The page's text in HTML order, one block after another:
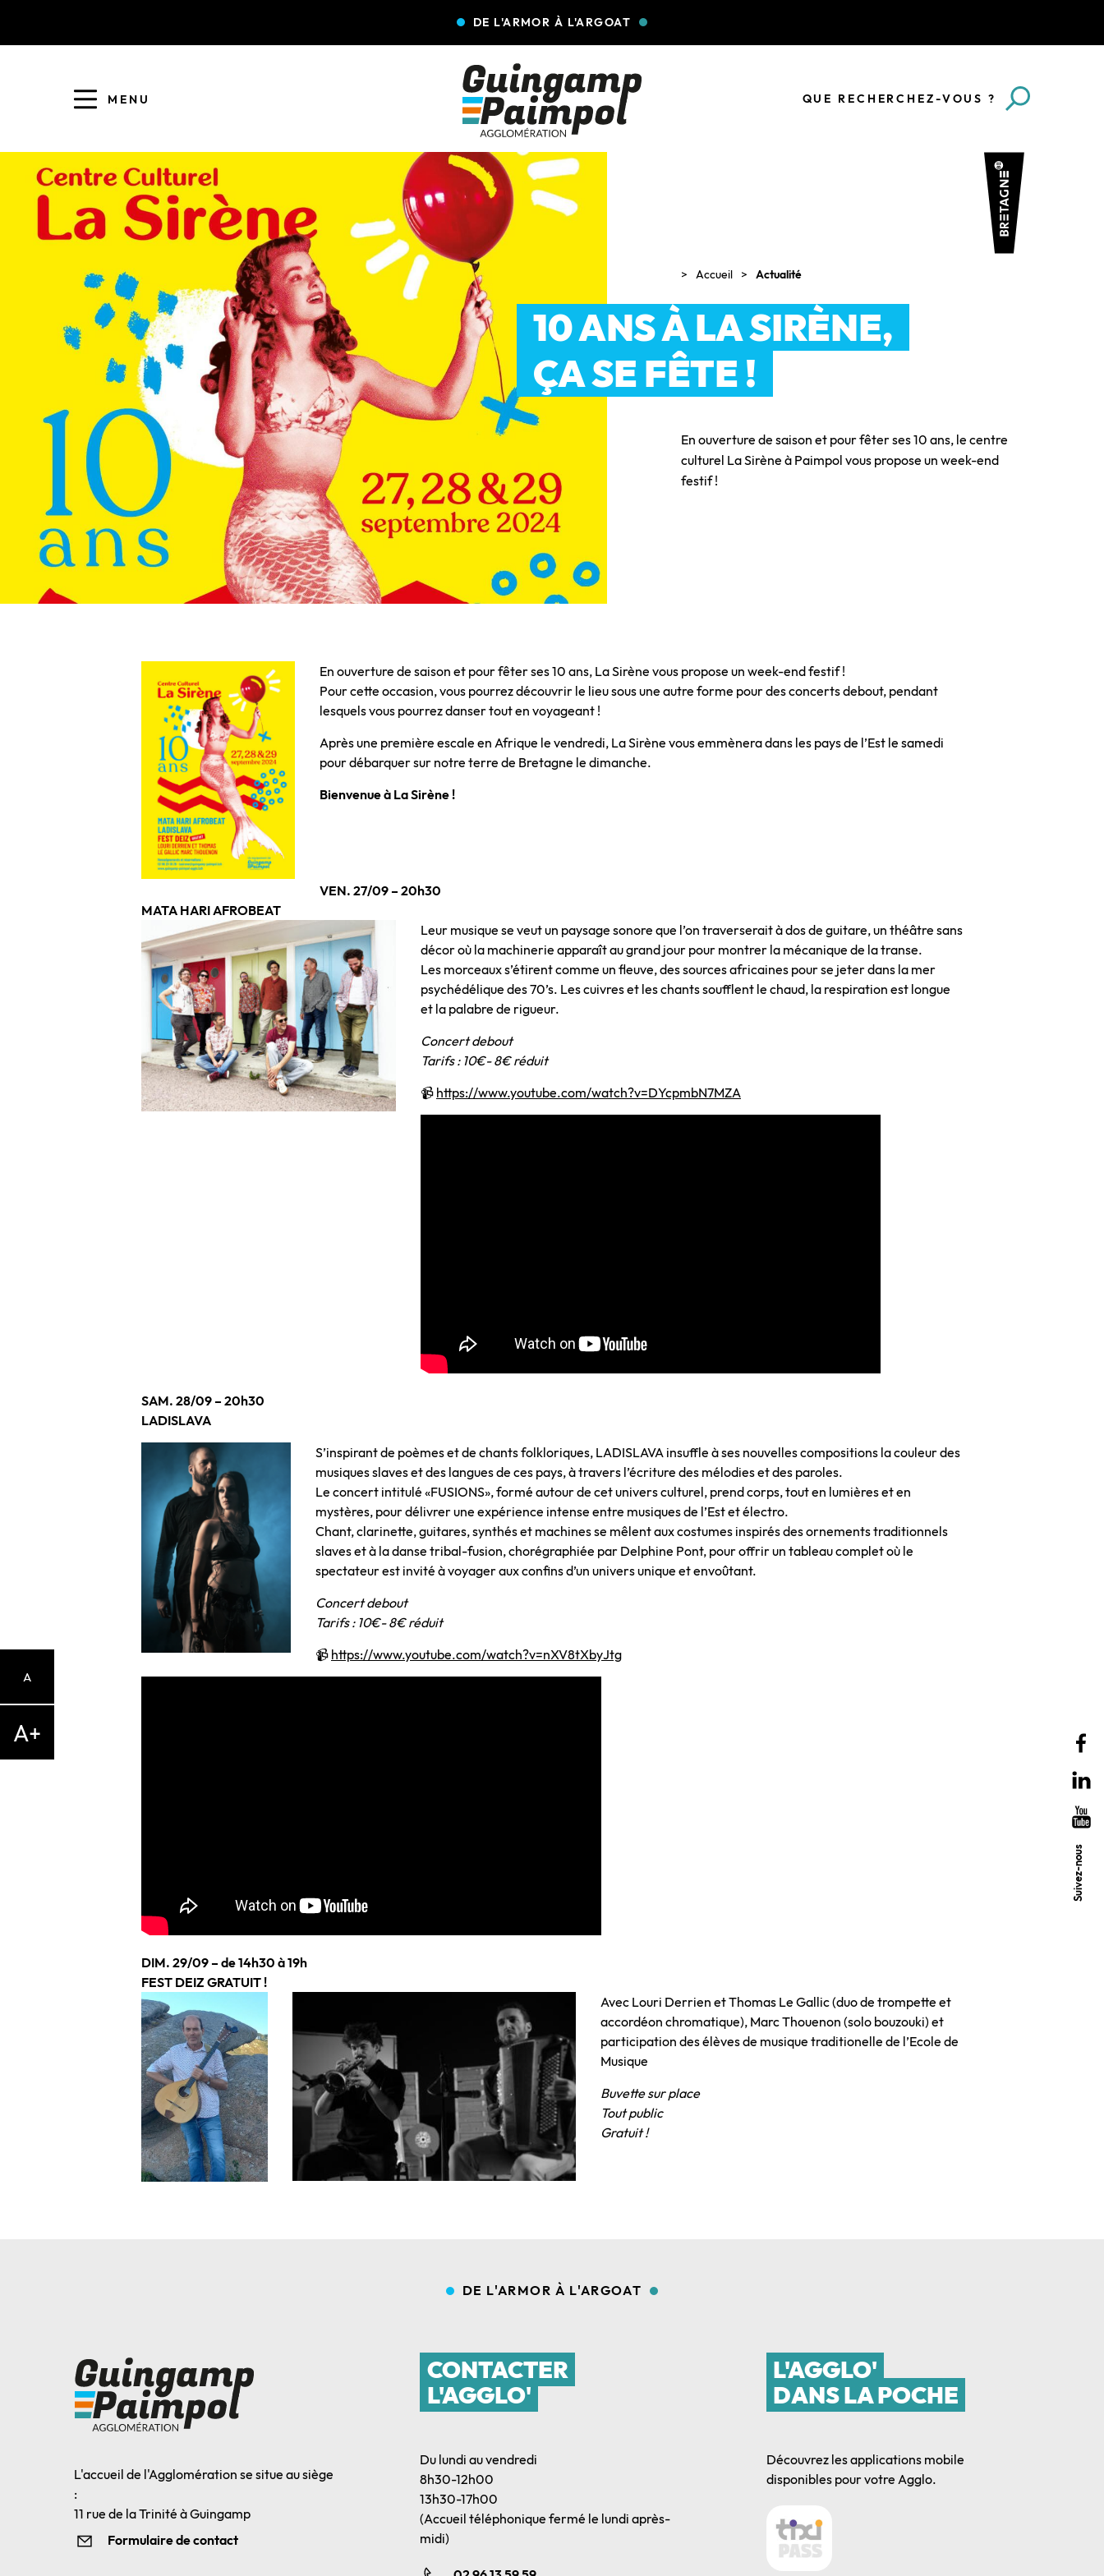
DE L'ARMOR À L'ARGOAT
MENU QUE RECHERCHEZ-VOUS ?
ENFANCE JEUNESSE L'AGGLO' RECRUTE
ASSOCIATIONS PISCINES
Suivez-nous
Accueil Actualité
10 ANS À LA SIRÈNE,
ÇA SE FÊTE !
En ouverture de saison et pour fêter ses 10 ans, le centre
culturel La Sirène à Paimpol vous propose un week-end
festif !
A
A+
En ouverture de saison et pour fêter ses 10 ans, La Sirène vous propose un week-end festif !
Pour cette occasion, vous pourrez découvrir le lieu sous une autre forme pour des concerts debout, pendant
lesquels vous pourrez danser tout en voyageant !
Après une première escale en Afrique le vendredi, La Sirène vous emmènera dans les pays de l’Est le samedi
pour débarquer sur notre terre de Bretagne le dimanche.
Bienvenue à La Sirène !
VEN. 27/09 – 20h30
MATA HARI AFROBEAT
Leur musique se veut un paysage sonore que l’on traverserait à dos de guitare, un théâtre sans
décor où la machinerie apparaît au grand jour pour montrer la mécanique de la transe.
Les morceaux s’étirent comme un fleuve, des sources africaines pour se jeter dans la mer
psychédélique des 70’s. Les cuivres et les chants soufflent le chaud, la respiration est longue
et la palabre de rigueur.
Concert debout
Tarifs : 10€- 8€ réduit
📹 https://www.youtube.com/watch?v=DYcpmbN7MZA
SAM. 28/09 – 20h30
LADISLAVA
S’inspirant de poèmes et de chants folkloriques, LADISLAVA insuffle à ses nouvelles compositions la couleur des
musiques slaves et des langues de ces pays, à travers l’écriture des mélodies et des paroles.
Le concert intitulé «FUSIONS», formé autour de cet univers culturel, prend corps, tout en lumières et en
mystères, pour délivrer une expérience intense entre musiques de l’Est et électro.
Chant, clarinette, guitares, synthés et machines se mêlent aux costumes inspirés des ornements traditionnels
slaves et à la danse tribal-fusion, chorégraphiée par Delphine Pont, pour offrir un tableau complet où le
spectateur est invité à voyager aux confins d’un univers unique et envoûtant.
Concert debout
Tarifs : 10€- 8€ réduit
📹 https://www.youtube.com/watch?v=nXV8tXbyJtg
DIM. 29/09 – de 14h30 à 19h
FEST DEIZ GRATUIT !
Avec Louri Derrien et Thomas Le Gallic (duo de trompette et
accordéon chromatique), Marc Thouenon (solo bouzouki) et
participation des élèves de musique traditionelle de l’Ecole de
Musique
Buvette sur place
Tout public
Gratuit !
DE L'ARMOR À L'ARGOAT
L'accueil de l'Agglomération se situe au siège
:
11 rue de la Trinité à Guingamp
Formulaire de contact
CONTACTER
L'AGGLO'
Du lundi au vendredi
8h30-12h00
13h30-17h00
(Accueil téléphonique fermé le lundi après-
midi)
L'AGGLO'
DANS LA POCHE
Découvrez les applications mobile
disponibles pour votre Agglo.